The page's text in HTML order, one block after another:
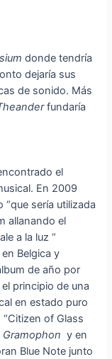
donde tendría
dejaría sus
de sonido. Más
fundaría
el
En 2009
“que sería utilizada
allanando el
a la luz “
Belgica y
de año por
principio de una
en estado puro
of Glass
y en
Blue Note junto